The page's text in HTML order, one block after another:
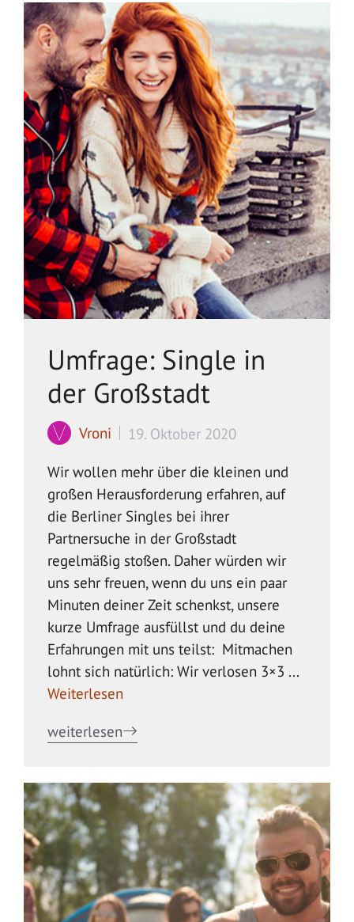
Umfrage: Single in
der Großstadt
Vroni
19. Oktober 2020
Wir wollen mehr über die kleinen und
großen Herausforderung erfahren, auf
die Berliner Singles bei ihrer
Partnersuche in der Großstadt
regelmäßig stoßen. Daher würden wir
uns sehr freuen, wenn du uns ein paar
Minuten deiner Zeit schenkst, unsere
kurze Umfrage ausfüllst und du deine
Erfahrungen mit uns teilst: Mitmachen
lohnt sich natürlich: Wir verlosen 3×3 ...
Weiterlesen
weiterlesen